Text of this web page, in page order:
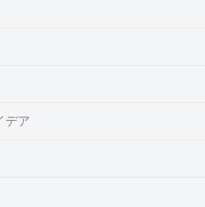
デア